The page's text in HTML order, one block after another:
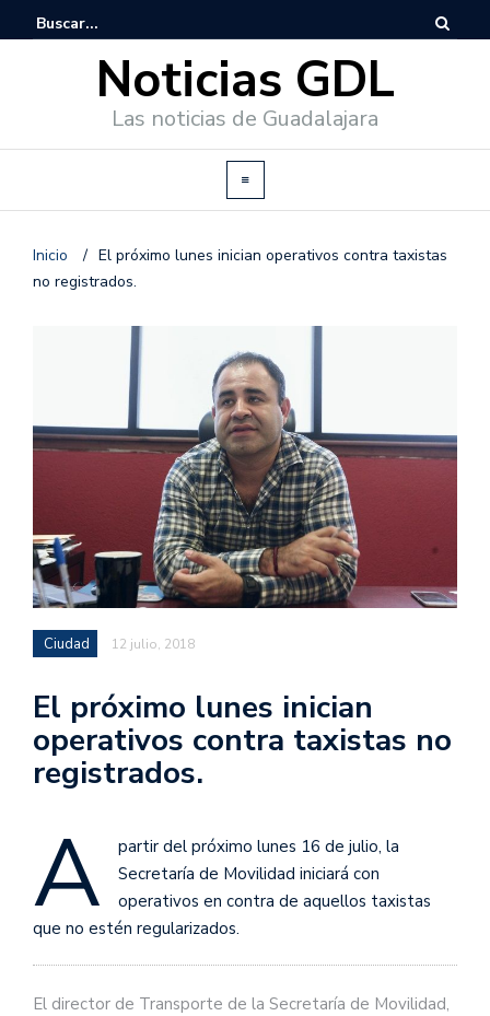
Noticias GDL
Las noticias de Guadalajara
Inicio / El próximo lunes inician operativos contra taxistas
no registrados.
Ciudad 12 julio, 2018
El próximo lunes inician
operativos contra taxistas no
registrados.
A
partir del próximo lunes 16 de julio, la
Secretaría de Movilidad iniciará con
operativos en contra de aquellos taxistas
que no estén regularizados.
El director de Transporte de la Secretaría de Movilidad,